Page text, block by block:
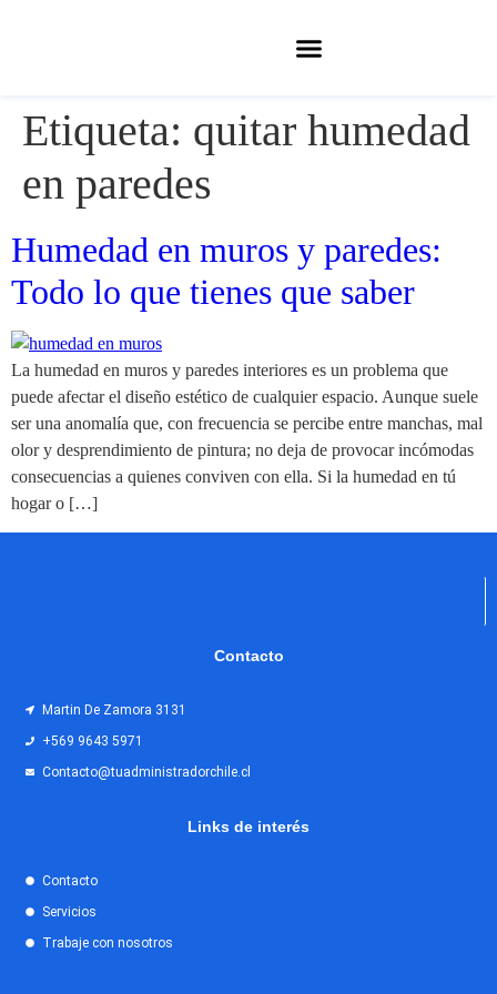
Etiqueta: quitar humedad
en paredes
Humedad en muros y paredes:
Todo lo que tienes que saber
La humedad en muros y paredes interiores es un problema que
puede afectar el diseño estético de cualquier espacio. Aunque suele
ser una anomalía que, con frecuencia se percibe entre manchas, mal
olor y desprendimiento de pintura; no deja de provocar incómodas
consecuencias a quienes conviven con ella. Si la humedad en tú
hogar o […]
Contacto
Martin De Zamora 3131
+569 9643 5971
Contacto@tuadministradorchile.cl
Links de interés
Contacto
Servicios
Trabaje con nosotros